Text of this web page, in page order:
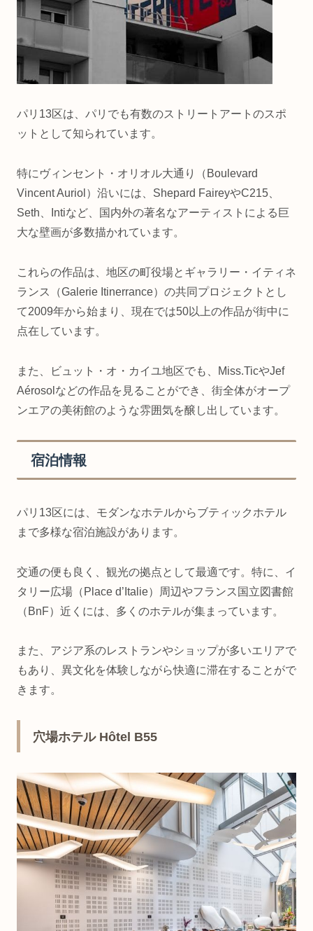
パリ13区は、パリでも有数のストリートアートのスポ
ットとして知られています。
特にヴィンセント・オリオル大通り（Boulevard
Vincent Auriol）沿いには、Shepard FaireyやC215、
Seth、Intiなど、国内外の著名なアーティストによる巨
大な壁画が多数描かれています。
これらの作品は、地区の町役場とギャラリー・イティネ
ランス（Galerie Itinerrance）の共同プロジェクトとし
て2009年から始まり、現在では50以上の作品が街中に
点在しています。
また、ビュット・オ・カイユ地区でも、Miss.TicやJef
Aérosolなどの作品を見ることができ、街全体がオープ
ンエアの美術館のような雰囲気を醸し出しています。
宿泊情報
パリ13区には、モダンなホテルからブティックホテル
まで多様な宿泊施設があります。
交通の便も良く、観光の拠点として最適です。特に、イ
タリー広場（Place d’Italie）周辺やフランス国立図書館
（BnF）近くには、多くのホテルが集まっています。
また、アジア系のレストランやショップが多いエリアで
もあり、異文化を体験しながら快適に滞在することがで
きます。
穴場ホテル Hôtel B55